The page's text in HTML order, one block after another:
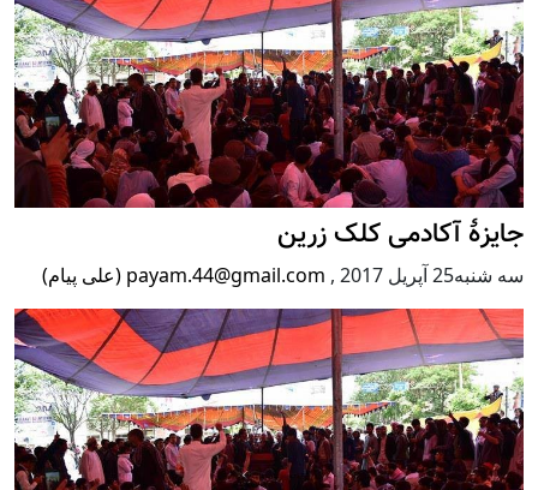
جایزۀ آکادمی کلک زرین
سه شنبه25 آپریل 2017 , payam.44@gmail.com (علی پیام)